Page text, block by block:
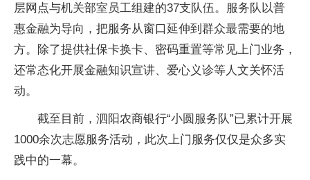
层网点与机关部室员工组建的37支队伍。服务队以普
惠金融为导向，把服务从窗口延伸到群众最需要的地
方。除了提供社保卡换卡、密码重置等常见上门业务，
还常态化开展金融知识宣讲、爱心义诊等人文关怀活
动。
截至目前，泗阳农商银行“小圆服务队”已累计开展
1000余次志愿服务活动，此次上门服务仅仅是众多实
践中的一幕。